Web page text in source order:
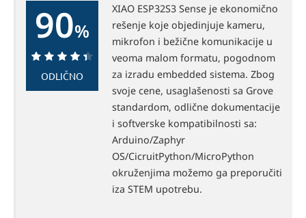
90%
90%
ODLIČNO
XIAO ESP32S3 Sense je ekonomično
rešenje koje objedinjuje kameru,
mikrofon i bežične komunikacije u
veoma malom formatu, pogodnom
za izradu embedded sistema. Zbog
svoje cene, usaglašenosti sa Grove
standardom, odlične dokumentacije
i softverske kompatibilnosti sa:
Arduino/Zaphyr
OS/CicruitPython/MicroPython
okruženjima možemo ga preporučiti
iza STEM upotrebu.